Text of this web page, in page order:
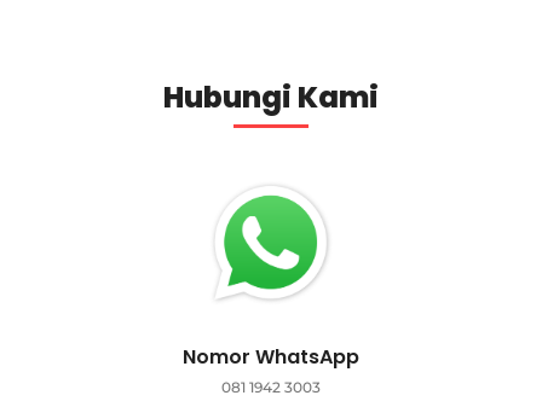
Hubungi Kami
Nomor WhatsApp
081 1942 3003